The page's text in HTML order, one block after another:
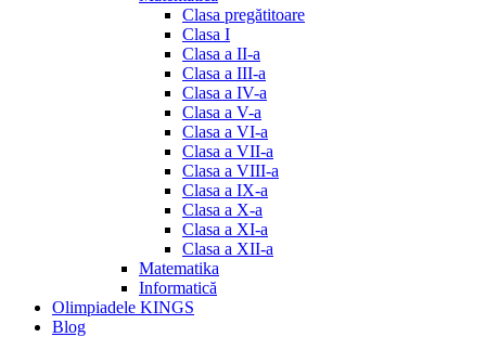
Clasa pregătitoare
Clasa I
Clasa a II-a
Clasa a III-a
Clasa a IV-a
Clasa a V-a
Clasa a VI-a
Clasa a VII-a
Clasa a VIII-a
Clasa a IX-a
Clasa a X-a
Clasa a XI-a
Clasa a XII-a
Matematika
Informatică
Olimpiadele KINGS
Blog